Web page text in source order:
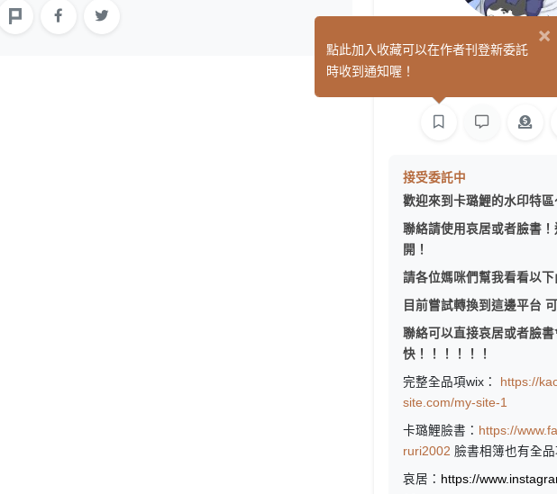
karuri 卡璐
接受委託中
歡迎來到卡璐鯉的水印特區
聯絡請使用哀居或者臉書
開！
請各位媽咪們幫我看看以
目前嘗試轉換到這邊平台
聯絡可以直接哀居或者臉書
快！！！！！！
完整全品項wix：
https://
site.com/my-site-1
卡璐鯉臉書： https://
ruri2002 臉書相簿也有全品
哀居： https://
×
點此加入收藏可以在作者刊登新委託
時收到通知喔！